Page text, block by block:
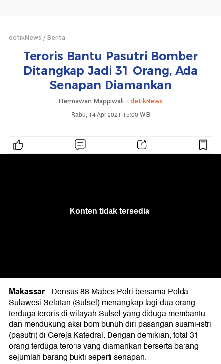
detikNews Berita
Teroris Bantu Pasutri Bomber
Ditangkap Jadi 31 Orang, Ada
Senapan Diamankan
Hermawan Mappiwali - detikNews
Rabu, 14 Apr 2021 15:00 WIB
Makassar-Densus 88 Mabes Polri bersama Polda
Sulawesi Selatan (Sulsel) menangkap lagi dua orang
terduga teroris di wilayah Sulsel yang diduga membantu
dan mendukung aksi bom bunuh diri pasangan suami-istri
(pasutri) di Gereja Katedral. Dengan demikian, total 31
orang terduga teroris yang diamankan berserta barang
sejumlah barang bukti seperti senapan.